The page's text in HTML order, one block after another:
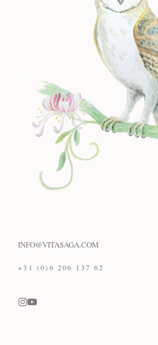
INFO@VITASAGA.COM
+31 (0)6 206 137 62